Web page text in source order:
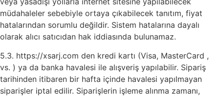
müdahaleler sebebiyle ortaya çıkabilecek tanıtım, fiyat
hatalarından sorumlu değildir. Sistem hatalarına dayalı
olarak alıcı satıcıdan hak iddiasında bulunamaz.
5.3. https://xsarj.com den kredi kartı (Visa, MasterCard ,
vs. ) ya da banka havalesi ile alışveriş yapılabilir. Sipariş
tarihinden itibaren bir hafta içinde havalesi yapılmayan
siparişler iptal edilir. Siparişlerin işleme alınma zamanı,